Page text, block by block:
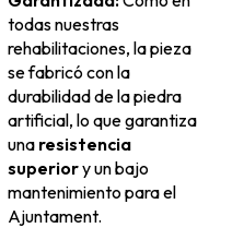
todas nuestras
rehabilitaciones, la pieza
se fabricó con la
durabilidad de la piedra
artificial, lo que garantiza
una resistencia
superiory un bajo
mantenimiento para el
Ajuntament.